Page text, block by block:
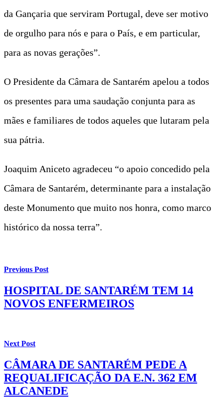
da Gançaria que serviram Portugal, deve ser motivo
de orgulho para nós e para o País, e em particular,
para as novas gerações”.
O Presidente da Câmara de Santarém apelou a todos
os presentes para uma saudação conjunta para as
mães e familiares de todos aqueles que lutaram pela
sua pátria.
Joaquim Aniceto agradeceu “o apoio concedido pela
Câmara de Santarém, determinante para a instalação
deste Monumento que muito nos honra, como marco
histórico da nossa terra”.
Previous Post
HOSPITAL DE SANTARÉM TEM 14
NOVOS ENFERMEIROS
Next Post
CÂMARA DE SANTARÉM PEDE A
REQUALIFICAÇÃO DA E.N. 362 EM
ALCANEDE